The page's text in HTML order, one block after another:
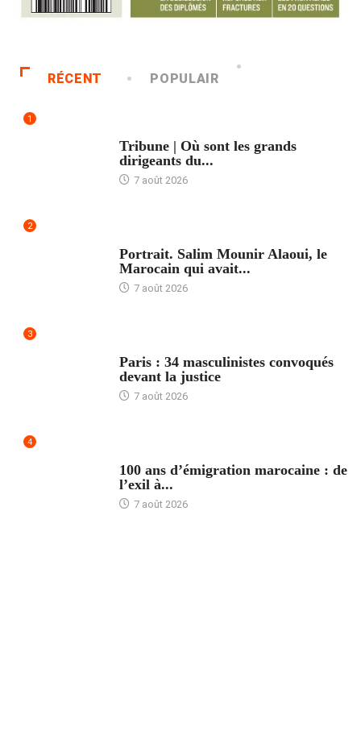
RÉCENT POPULAIR
1
Tribune | Où sont les grands
dirigeants du...
7 août 2026
2
Portrait. Salim Mounir Alaoui, le
Marocain qui avait...
7 août 2026
3
Paris : 34 masculinistes convoqués
devant la justice
7 août 2026
4
100 ans d’émigration marocaine : de
l’exil à...
7 août 2026